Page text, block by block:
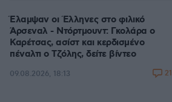
Έλαμψαν οι Έλληνες στο φιλικό
Άρσεναλ - Ντόρτμουντ: Γκολάρα ο
Καρέτσας, ασίστ και κερδισμένο
πέναλτι ο Τζόλης, δείτε βίντεο
09.08.2026, 18:13 21